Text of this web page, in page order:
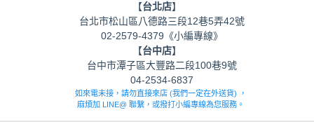
【台北店】
台北市松山區八德路三段12巷5弄42號
02-2579-4379《小編專線》
【台中店】
台中市潭子區大豐路二段100巷9號
04-2534-6837
如來電未接，請勿直接來店 (我們一定在外送貨) ，
麻煩加 LINE@ 聯繫，或撥打小編專線為您服務。